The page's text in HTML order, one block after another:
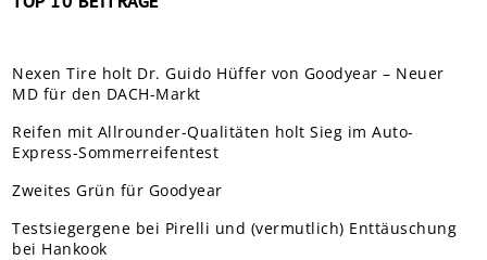
Nexen Tire holt Dr. Guido Hüffer von Goodyear – Neuer
MD für den DACH-Markt
Reifen mit Allrounder-Qualitäten holt Sieg im Auto-
Express-Sommerreifentest
Zweites Grün für Goodyear
Testsiegergene bei Pirelli und (vermutlich) Enttäuschung
bei Hankook